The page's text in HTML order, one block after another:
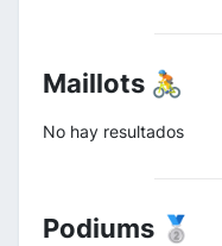
Maillots 🚴
No hay resultados
Podiums 🥈